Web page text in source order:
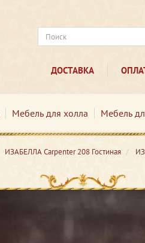
ДОСТАВКА
Мебель для холла Мебель
ИЗАБЕЛЛА Сarpenter 208 Гостиная